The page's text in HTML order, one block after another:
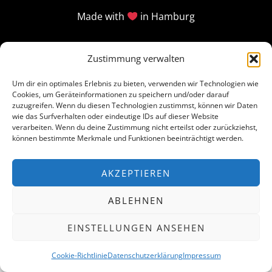
Zustimmung verwalten
Um dir ein optimales Erlebnis zu bieten, verwenden wir Technologien wie
Cookies, um Geräteinformationen zu speichern und/oder darauf
zuzugreifen. Wenn du diesen Technologien zustimmst, können wir Daten
wie das Surfverhalten oder eindeutige IDs auf dieser Website
verarbeiten. Wenn du deine Zustimmung nicht erteilst oder zurückziehst,
können bestimmte Merkmale und Funktionen beeinträchtigt werden.
AKZEPTIEREN
ABLEHNEN
EINSTELLUNGEN ANSEHEN
Cookie-RichtlinieDatenschutzerklärungImpressum
Made with in Hamburg